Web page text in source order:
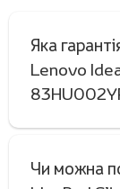
Яка
Lenovo
Чи можна